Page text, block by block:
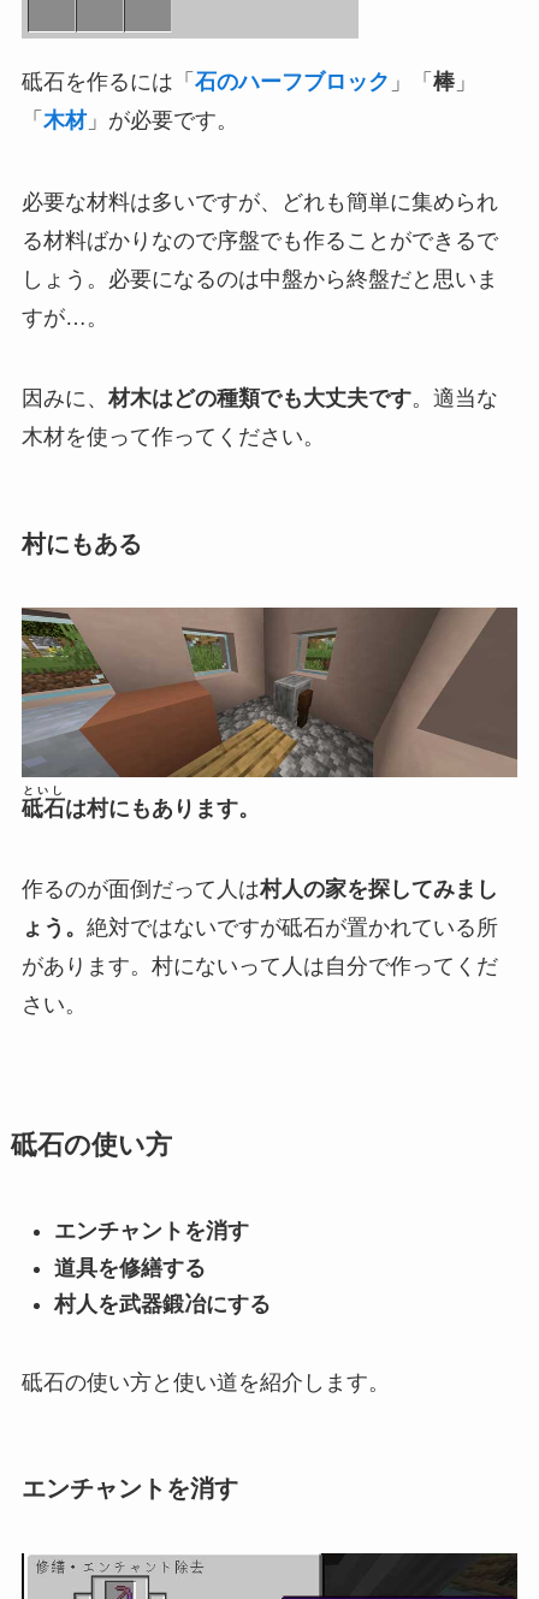
砥石を作るには「 石のハーフブロック 」「 棒」
「 木材」が必要です。
必要な材料は多いですが、どれも簡単に集められ
る材料ばかりなので序盤でも作ることができるで
しょう。必要になるのは中盤から終盤だと思いま
すが…。
因みに、材木はどの種類でも大丈夫です。適当な
木材を使って作ってください。
村にもある
砥石
といし
は村にもあります。
作るのが面倒だって人は村人の家を探してみまし
ょう。 絶対ではないですが砥石が置かれている所
があります。村にないって人は自分で作ってくだ
さい。
砥石の使い方
エンチャントを消す
道具を修繕する
村人を武器鍛冶にする
砥石の使い方と使い道を紹介します。
エンチャントを消す